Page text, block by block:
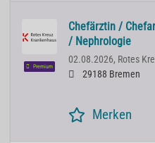
Premium
Chefärztin /
/ Nephrologie
02.08.2026, Rotes
29188 Bremen
Merken